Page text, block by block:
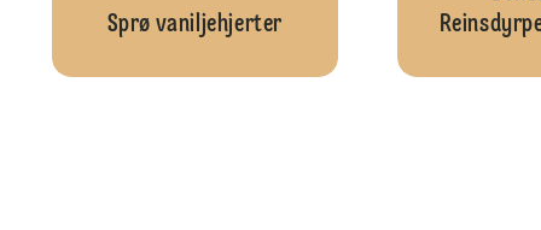
Sprø vaniljehjerter